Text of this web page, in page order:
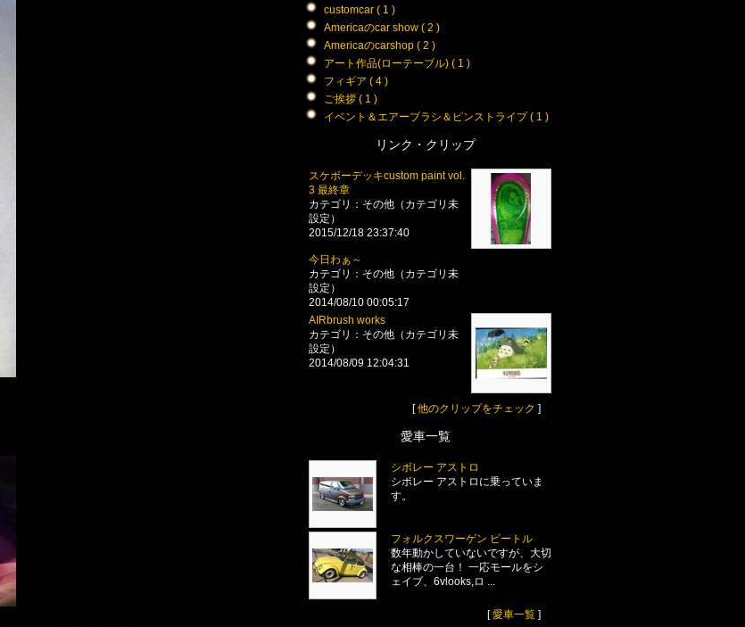
customcar ( 1 )
Americaのcar show ( 2 )
Americaのcarshop ( 2 )
アート作品(ローテーブル) ( 1 )
フィギア ( 4 )
ご挨拶 ( 1 )
イベント＆エアーブラシ＆ピンストライプ ( 1 )
リンク・クリップ
スケボーデッキcustom paint vol.
3 最終章
カテゴリ：その他（カテゴリ未
設定）
2015/12/18 23:37:40
今日わぁ～
カテゴリ：その他（カテゴリ未
設定）
2014/08/10 00:05:17
AIRbrush works
カテゴリ：その他（カテゴリ未
設定）
2014/08/09 12:04:31
[他のクリップをチェック ]
愛車一覧
シボレー アストロ
シボレー アストロに乗っていま
す。
フォルクスワーゲン ビートル
数年動かしていないですが、大切
な相棒の一台！ 一応モールをシ
ェイブ、6vlooks,ロ ...
[愛車一覧 ]